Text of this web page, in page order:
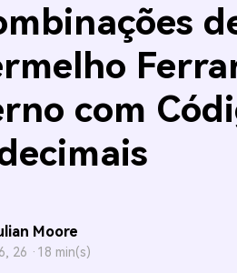
com
Moore
26 · 18 min(s)